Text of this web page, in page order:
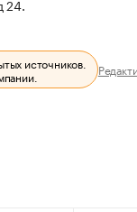
24.
источников.